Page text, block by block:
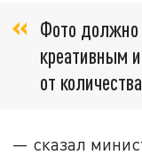
Фото должно
креативным
от
— сказал